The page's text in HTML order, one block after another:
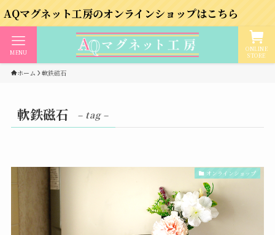
ト工房のオンラインショップはこちら
ONLINE
STORE
MENU
ホーム 軟鉄磁石
軟鉄磁石 – tag –
オンラインショップ